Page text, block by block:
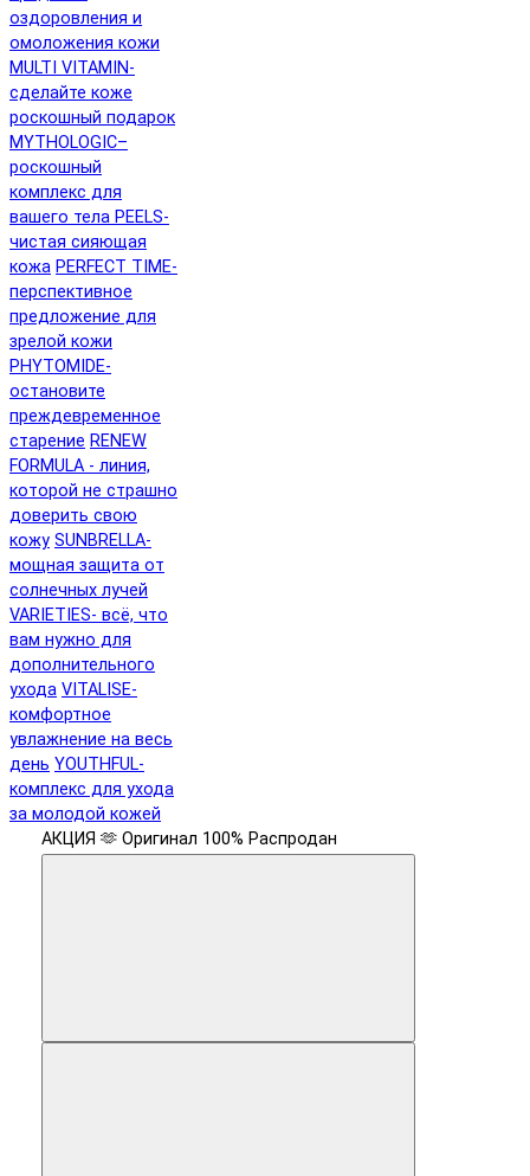
оздоровления и
омоложения кожи
MULTI VITAMIN-
сделайте коже
роскошный подарок
MYTHOLOGIC–
роскошный
комплекс для
вашего тела PEELS-
чистая сияющая
кожа PERFECT TIME-
перспективное
предложение для
зрелой кожи
PHYTOMIDE-
остановите
преждевременное
старение RENEW
FORMULA - линия,
которой не страшно
доверить свою
кожу SUNBRELLA-
мощная защита от
солнечных лучей
VARIETIES- всё, что
вам нужно для
дополнительного
ухода VITALISE-
комфортное
увлажнение на весь
день YOUTHFUL-
комплекс для ухода
за молодой кожей
АКЦИЯ 🫶 Оригинал 100% Распродан